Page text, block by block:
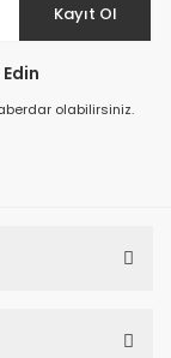
Kayıt Ol
olabilirsiniz.